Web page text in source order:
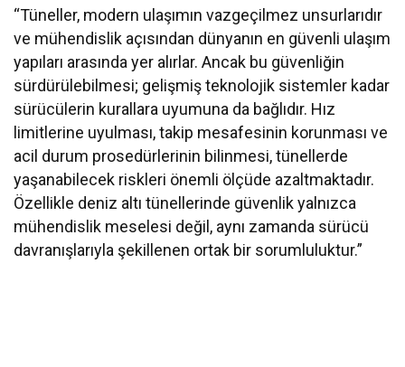
“Tüneller, modern ulaşımın vazgeçilmez unsurlarıdır
ve mühendislik açısından dünyanın en güvenli ulaşım
yapıları arasında yer alırlar. Ancak bu güvenliğin
sürdürülebilmesi; gelişmiş teknolojik sistemler kadar
sürücülerin kurallara uyumuna da bağlıdır. Hız
limitlerine uyulması, takip mesafesinin korunması ve
acil durum prosedürlerinin bilinmesi, tünellerde
yaşanabilecek riskleri önemli ölçüde azaltmaktadır.
Özellikle deniz altı tünellerinde güvenlik yalnızca
mühendislik meselesi değil, aynı zamanda sürücü
davranışlarıyla şekillenen ortak bir sorumluluktur.”